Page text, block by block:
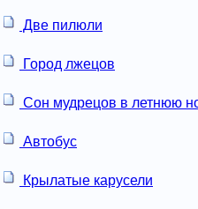
Две пилюли
Город лжецов
Сон мудрецов в летнюю
Автобус
Крылатые карусели